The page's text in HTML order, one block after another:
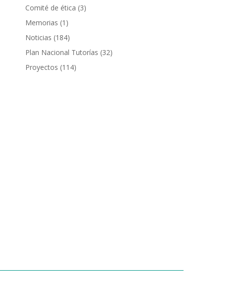
Comité de ética (3)
Memorias (1)
Noticias (184)
Plan Nacional Tutorías (32)
Proyectos (114)